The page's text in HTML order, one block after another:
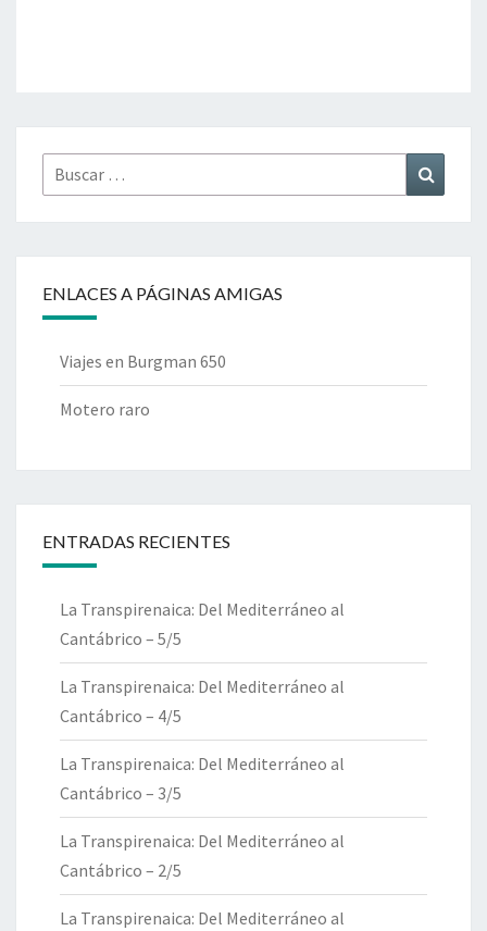
Buscar
por:
ENLACES A PÁGINAS AMIGAS
Viajes en Burgman 650
Motero raro
ENTRADAS RECIENTES
La Transpirenaica: Del Mediterráneo al
Cantábrico – 5/5
La Transpirenaica: Del Mediterráneo al
Cantábrico – 4/5
La Transpirenaica: Del Mediterráneo al
Cantábrico – 3/5
La Transpirenaica: Del Mediterráneo al
Cantábrico – 2/5
La Transpirenaica: Del Mediterráneo al